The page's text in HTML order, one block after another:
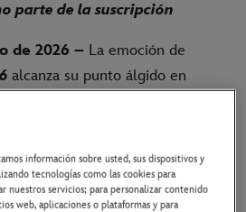
parte de la suscripción
de 2026 – La emoción de
alcanza su punto álgido en
el torneo de baloncesto
de laNCAADivisión I encara su
eliminatorias directas en las
avanzando hacia la
información sobre usted, sus dispositivos y
tecnologías como las cookies para
nuestros servicios; para personalizar contenido
web, aplicaciones o plataformas y para